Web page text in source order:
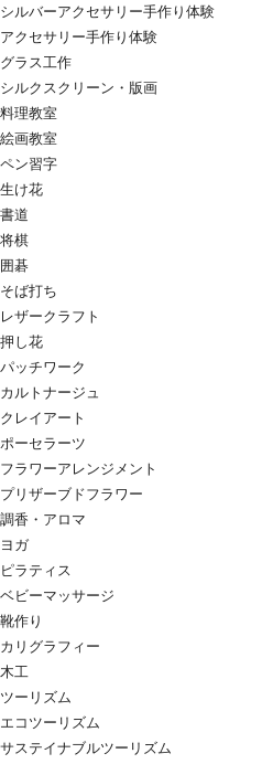
シルバーアクセサリー手作り体験
アクセサリー手作り体験
グラス工作
シルクスクリーン・版画
料理教室
絵画教室
ペン習字
生け花
書道
将棋
囲碁
そば打ち
レザークラフト
押し花
パッチワーク
カルトナージュ
クレイアート
ポーセラーツ
フラワーアレンジメント
プリザーブドフラワー
調香・アロマ
ヨガ
ピラティス
ベビーマッサージ
靴作り
カリグラフィー
木工
ツーリズム
エコツーリズム
サステイナブルツーリズム